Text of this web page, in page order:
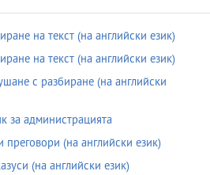
на текст (на английски език)
на текст (на английски език)
с разбиране (на английски
за администрацията
(на английски език)
(на английски език)